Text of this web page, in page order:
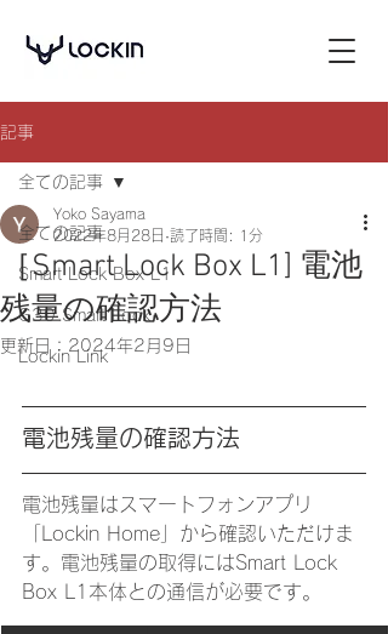
記事
全ての記事
Smart Lock Box L1
G30 Smart Lock
Lockin Link
全ての記事
［Smart Lock Box L1] 電池
残量の確認方法
Yoko Sayama
2022年8月28日 読了時間: 1分
更新日： 2024年2月9日
電池残量の確認方法
電池残量はスマートフォンアプリ
「Lockin Home」から確認いただけま
す。電池残量の取得にはSmart Lock
Box L1本体との通信が必要です。